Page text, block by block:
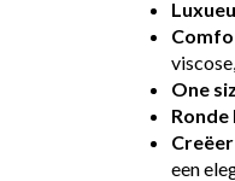
One
Ronde
een